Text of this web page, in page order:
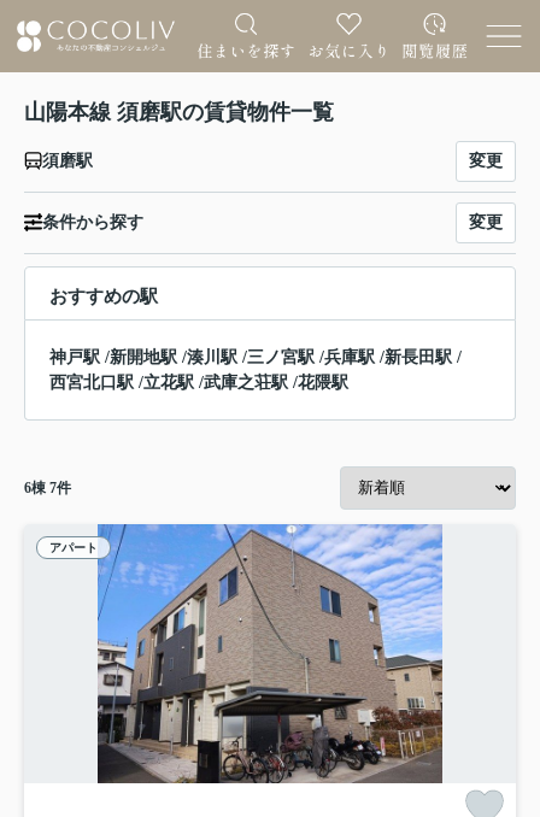
山陽本線 須磨駅の賃貸物件一覧
須磨駅 変更
条件から探す 変更
おすすめの駅
神戸駅 /新開地駅 /湊川駅 /三ノ宮駅 /兵庫駅 /新長田駅 /
西宮北口駅 /立花駅 /武庫之荘駅 /花隈駅
6棟 7件
アパート